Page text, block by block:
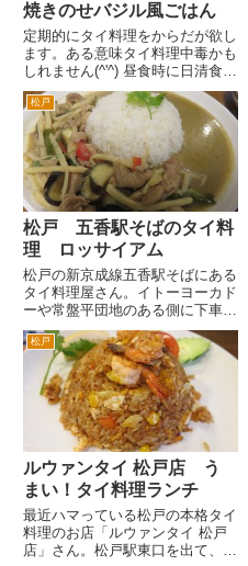
焼きのせバジル風ごはん
定期的にタイ料理をからだが欲し
ます。ある意味タイ料理中毒かも
しれません(^'^) 昼食時に日清食品
のカップトミヤムクンスープをた
まに飲んでいるんですが、やはり
インスタントじゃなくて本格的な
タイ料理が食べたくなりますね。
グラスはシンハービ...
松戸
松戸 五香駅そばのタイ料
理 ロッサイアム
松戸の新京成線五香駅そばにある
タイ料理屋さん。イトーヨーカド
ーや常盤平団地のある側に下車。
ロータリーから右手にある桜の有
名な桜通りへ入り、路地を左折し
た左手あたりにあります。 こ
こは松戸で有名なラーメン「１３
湯麺」のあった場所です。１３
松戸
ルウァンタイ 松戸店 う
まい！タイ料理ランチ
最近ハマっている松戸の本格タイ
料理のお店「ルウァンタイ 松戸
店」さん。松戸駅東口を出て、イ